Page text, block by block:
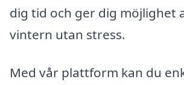
dig tid och ger dig möjlighet
vintern utan stress.
Med vår plattform kan du